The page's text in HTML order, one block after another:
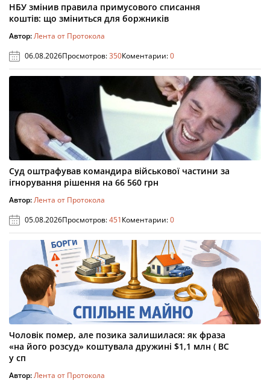
НБУ змінив правила примусового списання
коштів: що зміниться для боржників
Автор:Лента от Протокола
06.08.2026Просмотров:350Коментарии:0
Суд оштрафував командира військової частини за
ігнорування рішення на 66 560 грн
Автор:Лента от Протокола
05.08.2026Просмотров:451Коментарии:0
Чоловік помер, але позика залишилася: як фраза
«на його розсуд» коштувала дружині $1,1 млн ( ВС
у сп
Автор:Лента от Протокола